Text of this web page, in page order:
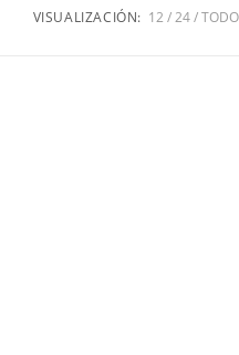
VISUALIZACIÓN: 12 24 TODO